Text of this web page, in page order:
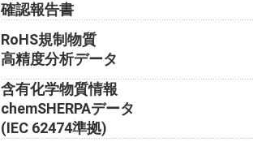
確認報告書
RoHS規制物質
高精度分析データ
含有化学物質情報
chemSHERPAデータ
(IEC 62474準拠)